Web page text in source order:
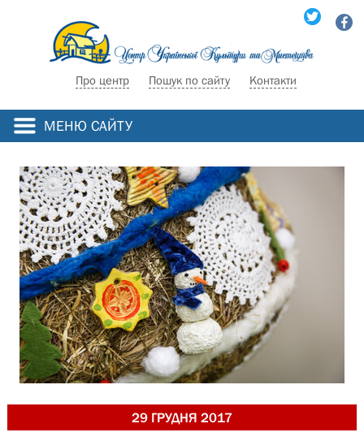
Про центр Пошук по сайту Контакти
МЕНЮ САЙТУ
29 ГРУДНЯ 2017